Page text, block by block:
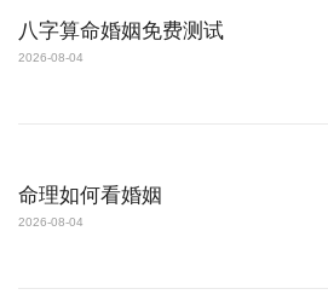
八字算命婚姻免费测试
2026-08-04
命理如何看婚姻
2026-08-04